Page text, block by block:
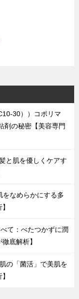
30））コポリマ
剤の秘密【美容専門
と肌を優しくケアす
なめらかにする多
て：べたつかずに潤
底解析】
の「菌活」で美肌を